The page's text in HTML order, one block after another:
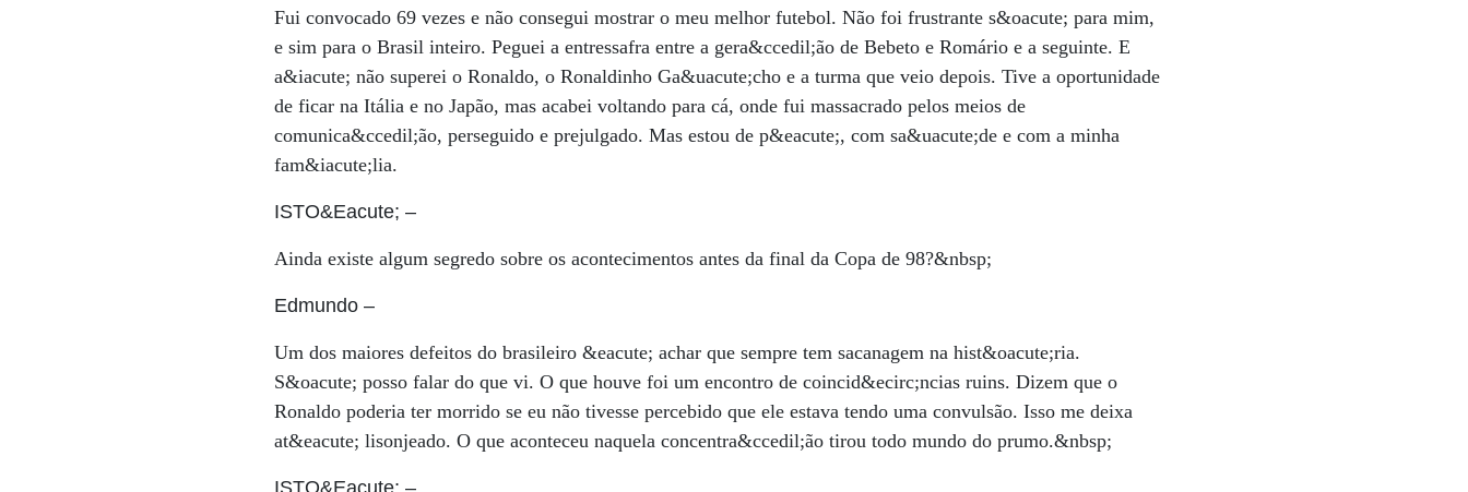
Fui convocado 69 vezes e não consegui mostrar o meu melhor futebol. Não foi frustrante s&oacute; para mim,
e sim para o Brasil inteiro. Peguei a entressafra entre a gera&ccedil;ão de Bebeto e Romário e a seguinte. E
a&iacute; não superei o Ronaldo, o Ronaldinho Ga&uacute;cho e a turma que veio depois. Tive a oportunidade
de ficar na Itália e no Japão, mas acabei voltando para cá, onde fui massacrado pelos meios de
comunica&ccedil;ão, perseguido e prejulgado. Mas estou de p&eacute;, com sa&uacute;de e com a minha
fam&iacute;lia.
ISTO&Eacute; –
Ainda existe algum segredo sobre os acontecimentos antes da final da Copa de 98?&nbsp;
Edmundo –
Um dos maiores defeitos do brasileiro &eacute; achar que sempre tem sacanagem na hist&oacute;ria.
S&oacute; posso falar do que vi. O que houve foi um encontro de coincid&ecirc;ncias ruins. Dizem que o
Ronaldo poderia ter morrido se eu não tivesse percebido que ele estava tendo uma convulsão. Isso me deixa
at&eacute; lisonjeado. O que aconteceu naquela concentra&ccedil;ão tirou todo mundo do prumo.&nbsp;
ISTO&Eacute; –